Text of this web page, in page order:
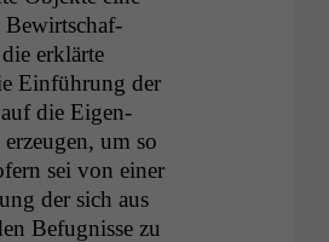
Bewirtschaf­
erk­lärte
Ein­führung der
auf die Eigen­
um so
sei von ein­er
der sich aus
Befug­nisse zu